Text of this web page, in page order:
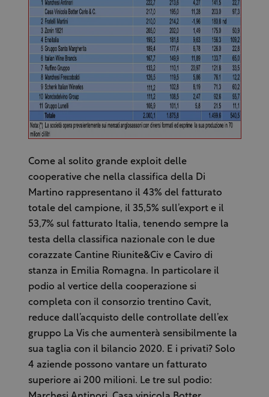
Come al solito grande exploit delle
cooperative che nella classifica della Di
Martino rappresentano il 43% del fatturato
totale del campione, il 35,5% sull’export e il
53,7% sul fatturato Italia, tenendo sempre la
testa della classifica nazionale con le due
corazzate Cantine Riunite&Civ e Caviro di
stanza in Emilia Romagna. In particolare il
podio al vertice della cooperazione si
completa con il consorzio trentino Cavit,
reduce dall’acquisto delle controllate dell’ex
gruppo La Vis che aumenterà sensibilmente la
sua taglia con il bilancio 2020. E i privati? Solo
4 aziende possono vantare un fatturato
superiore ai 200 milioni. Le tre sul podio: